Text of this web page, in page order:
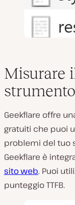
Misurare
Geekflare offre
gratuiti che puoi
problemi del tuo
Geekflare è
sito web. Puoi
punteggio TTFB.